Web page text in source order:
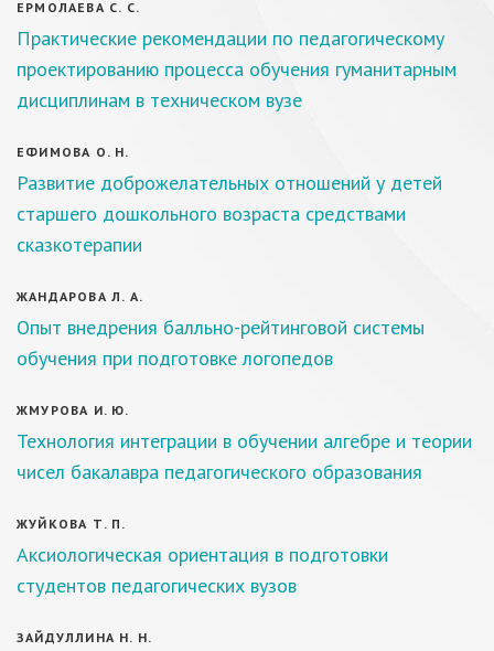
ЕРМОЛАЕВА С. С.
Практические рекомендации по педагогическому
проектированию процесса обучения гуманитарным
дисциплинам в техническом вузе
ЕФИМОВА О. Н.
Развитие доброжелательных отношений у детей
старшего дошкольного возраста средствами
сказкотерапии
ЖАНДАРОВА Л. А.
Опыт внедрения балльно-рейтинговой системы
обучения при подготовке логопедов
ЖМУРОВА И. Ю.
Технология интеграции в обучении алгебре и теории
чисел бакалавра педагогического образования
ЖУЙКОВА Т. П.
Аксиологическая ориентация в подготовки
студентов педагогических вузов
ЗАЙДУЛЛИНА Н. Н.